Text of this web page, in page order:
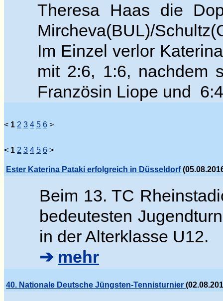
Theresa Haas die
Mircheva(BUL)/
Im Einzel verlor
mit 2:6, 1:6, nachdem
Französin Liope und
< 1 2 3 4 5 6 >
< 1 2 3 4 5 6 >
Ester Katerina Pataki erfolgreich in Düsseldorf
Beim 13. TC
bedeutesten
in der Alterklasse U12.
➔ mehr
40. Nationale Deutsche Jüngsten-Tennisturnier